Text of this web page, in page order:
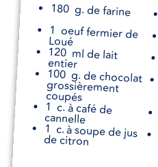
180 g. de farine
1 oeuf fermier de
Loué
120 ml de lait
entier
100 g. de chocolat
grossièrement
coupés
1 c. à café de
cannelle
1 c. à soupe de jus
de citron